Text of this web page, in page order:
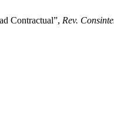
Contractual”, Rev.